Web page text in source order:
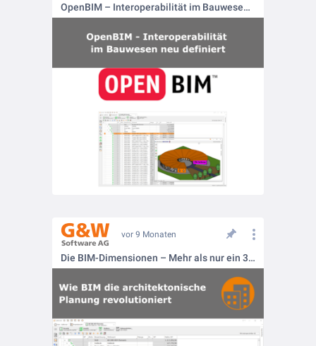
OpenBIM – Interoperabilität im Bauwesen neu definiert
vor 9 Monaten
Die BIM-Dimensionen – Mehr als nur ein 3D-Modell